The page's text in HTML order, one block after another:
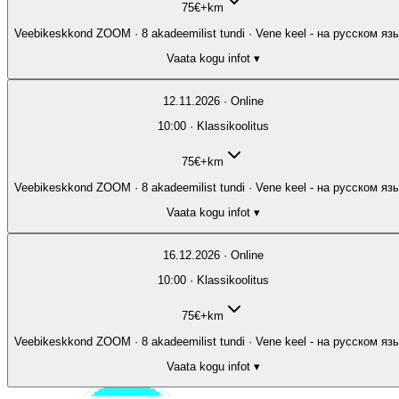
75€+km
Veebikeskkond ZOOM · 8 akadeemilist tundi · Vene keel - на русском
Vaata kogu infot ▾
12.11.2026 · Online
10:00 · Klassikoolitus
75€+km
Veebikeskkond ZOOM · 8 akadeemilist tundi · Vene keel - на русском
Vaata kogu infot ▾
16.12.2026 · Online
10:00 · Klassikoolitus
75€+km
Veebikeskkond ZOOM · 8 akadeemilist tundi · Vene keel - на русском
Vaata kogu infot ▾